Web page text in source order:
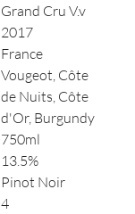
Grand Cru V.v
2017
France
Vougeot, Côte
de Nuits, Côte
d'Or, Burgundy
750ml
13.5%
Pinot Noir
4